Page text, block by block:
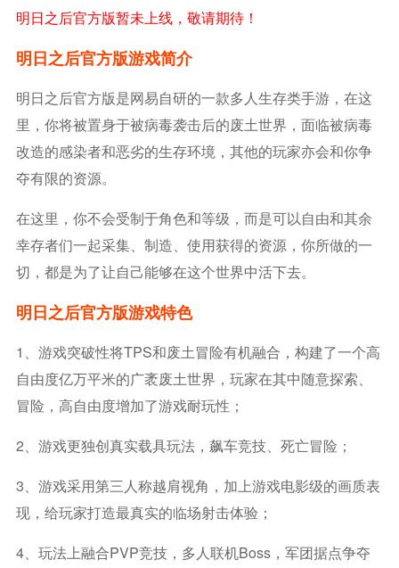
明日之后官方版暂未上线，敬请期待！
明日之后官方版游戏简介
明日之后官方版是网易自研的一款多人生存类手游，在这
里，你将被置身于被病毒袭击后的废土世界，面临被病毒
改造的感染者和恶劣的生存环境，其他的玩家亦会和你争
夺有限的资源。
在这里，你不会受制于角色和等级，而是可以自由和其余
幸存者们一起采集、制造、使用获得的资源，你所做的一
切，都是为了让自己能够在这个世界中活下去。
明日之后官方版游戏特色
1、游戏突破性将TPS和废土冒险有机融合，构建了一个高
自由度亿万平米的广袤废土世界，玩家在其中随意探索、
冒险，高自由度增加了游戏耐玩性；
2、游戏更独创真实载具玩法，飙车竞技、死亡冒险；
3、游戏采用第三人称越肩视角，加上游戏电影级的画质表
现，给玩家打造最真实的临场射击体验；
4、玩法上融合PVP竞技，多人联机Boss，军团据点争夺